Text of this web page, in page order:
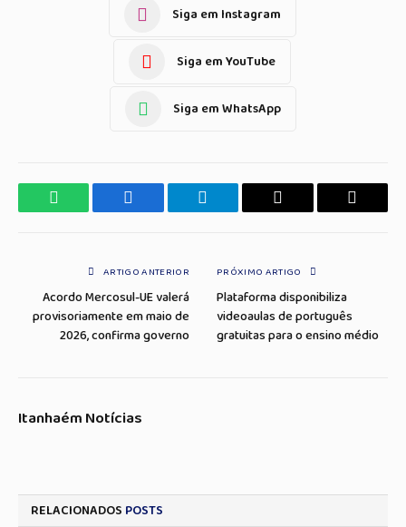
Siga em Instagram
Siga em YouTube
Siga em WhatsApp
WhatsApp Facebook Telegrama Copiar
E-
ARTIGO ANTERIOR
Acordo Mercosul-UE valerá
provisoriamente em maio de
2026, confirma governo
PRÓXIMO ARTIGO
Plataforma disponibiliza
videoaulas de português
gratuitas para o ensino médio
Itanhaém Notícias
RELACIONADOS POSTS